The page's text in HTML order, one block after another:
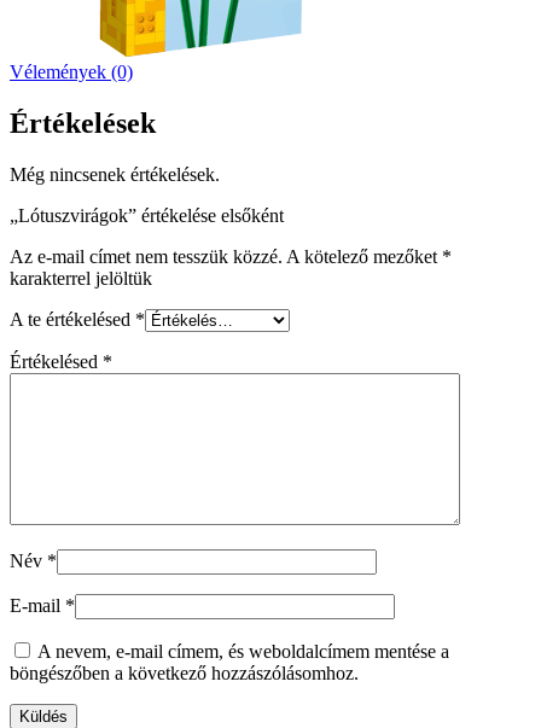
Vélemények (0)
Értékelések
Még nincsenek értékelések.
„Lótuszvirágok” értékelése elsőként
Az e-mail címet nem tesszük közzé. A kötelező mezőket *
karakterrel jelöltük
A te értékelésed *
Értékelésed *
Név *
E-mail *
A nevem, e-mail címem, és weboldalcímem mentése a
böngészőben a következő hozzászólásomhoz.